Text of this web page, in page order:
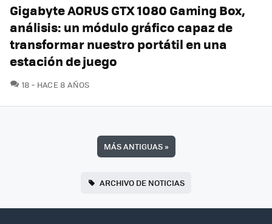
Gigabyte AORUS GTX 1080 Gaming Box,
análisis: un módulo gráfico capaz de
transformar nuestro portátil en una
estación de juego
18 COMENTARIOS
HACE 8 AÑOS
MÁS ANTIGUAS»
ARCHIVO DE NOTICIAS